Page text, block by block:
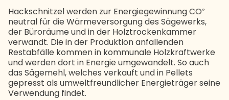
Hackschnitzel werden zur Energiegewinnung CO²
neutral für die Wärmeversorgung des Sägewerks,
der Büroräume und in der Holztrockenkammer
verwandt. Die in der Produktion anfallenden
Restabfälle kommen in kommunale Holzkraftwerke
und werden dort in Energie umgewandelt. So auch
das Sägemehl, welches verkauft und in Pellets
gepresst als umweltfreundlicher Energieträger seine
Verwendung findet.